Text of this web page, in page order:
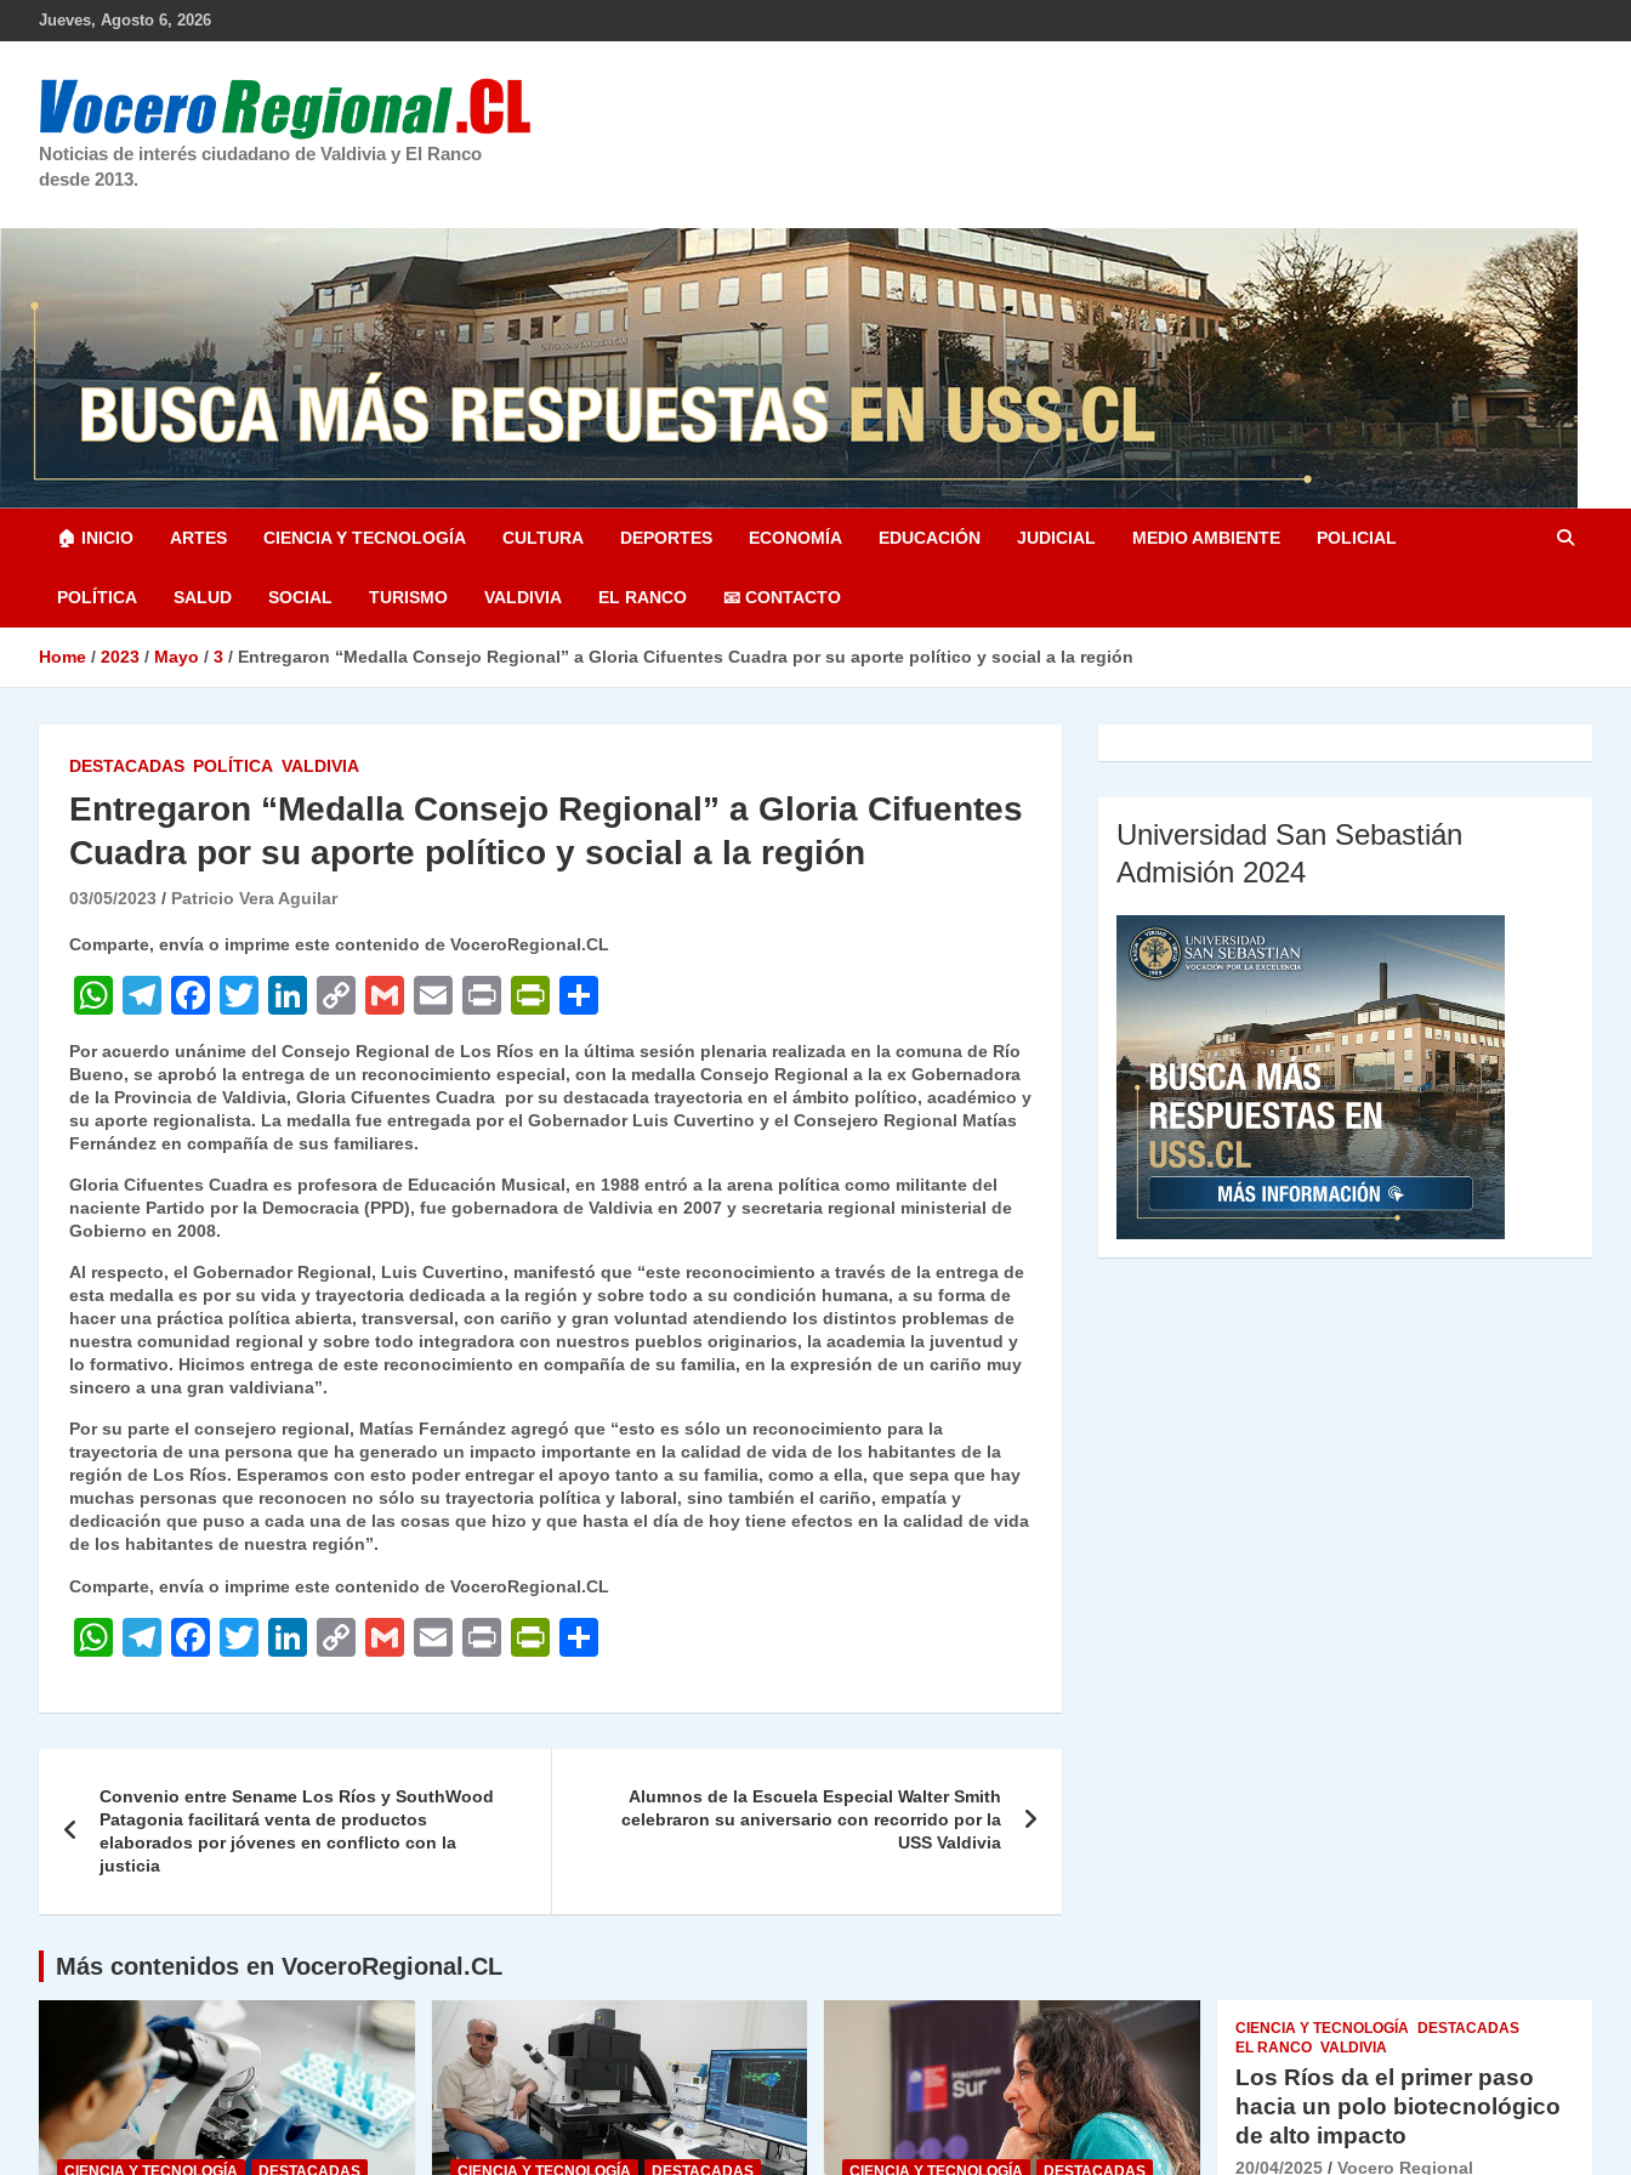
Jueves, Agosto 6, 2026
Noticias de interés ciudadano de Valdivia y El Ranco
desde 2013.
🏠 INICIO ARTES CIENCIA Y TECNOLOGÍA CULTURA DEPORTES ECONOMÍA EDUCACIÓN JUDICIAL MEDIO AMBIENTE POLICIAL
POLÍTICA SALUD SOCIAL TURISMO VALDIVIA EL RANCO 📧 CONTACTO
Home 2023 Mayo 3 Entregaron “Medalla Consejo Regional” a Gloria Cifuentes Cuadra por su aporte político y social a la región
DESTACADAS POLÍTICA VALDIVIA
Entregaron “Medalla Consejo Regional” a Gloria Cifuentes
Cuadra por su aporte político y social a la región
03/05/2023 Patricio Vera Aguilar
Comparte, envía o imprime este contenido de VoceroRegional.CL
W
at
s
A
p
p
T
e
gr
a
m
F
a
c
e
b
o
o
k
T
w
itt
er
Li
k
e
dI
n
C
o
p
y
Li
n
k
G
m
ai
l
E
m
ai
l
P
ri
nt
P
ri
nt
Fr
n
dl
y
o
m
p
tir
Por acuerdo unánime del Consejo Regional de Los Ríos en la última sesión plenaria realizada en la comuna de Río
Bueno, se aprobó la entrega de un reconocimiento especial, con la medalla Consejo Regional a la ex Gobernadora
de la Provincia de Valdivia, Gloria Cifuentes Cuadra por su destacada trayectoria en el ámbito político, académico y
su aporte regionalista. La medalla fue entregada por el Gobernador Luis Cuvertino y el Consejero Regional Matías
Fernández en compañía de sus familiares.
Gloria Cifuentes Cuadra es profesora de Educación Musical, en 1988 entró a la arena política como militante del
naciente Partido por la Democracia (PPD), fue gobernadora de Valdivia en 2007 y secretaria regional ministerial de
Gobierno en 2008.
Al respecto, el Gobernador Regional, Luis Cuvertino, manifestó que “este reconocimiento a través de la entrega de
esta medalla es por su vida y trayectoria dedicada a la región y sobre todo a su condición humana, a su forma de
hacer una práctica política abierta, transversal, con cariño y gran voluntad atendiendo los distintos problemas de
nuestra comunidad regional y sobre todo integradora con nuestros pueblos originarios, la academia la juventud y
lo formativo. Hicimos entrega de este reconocimiento en compañía de su familia, en la expresión de un cariño muy
sincero a una gran valdiviana”.
Por su parte el consejero regional, Matías Fernández agregó que “esto es sólo un reconocimiento para la
trayectoria de una persona que ha generado un impacto importante en la calidad de vida de los habitantes de la
región de Los Ríos. Esperamos con esto poder entregar el apoyo tanto a su familia, como a ella, que sepa que hay
muchas personas que reconocen no sólo su trayectoria política y laboral, sino también el cariño, empatía y
dedicación que puso a cada una de las cosas que hizo y que hasta el día de hoy tiene efectos en la calidad de vida
de los habitantes de nuestra región”.
Comparte, envía o imprime este contenido de VoceroRegional.CL
W
at
A
p
p
T
e
a
m
F
c
b
o
k
T
itt
Li
k
dI
n
C
p
Li
n
G
ai
E
ai
P
nt
P
nt
y
m
ar
tir
de
entradas
Convenio entre Sename Los Ríos y SouthWood
Patagonia facilitará venta de productos
elaborados por jóvenes en conflicto con la
justicia
Alumnos de la Escuela Especial Walter Smith
celebraron su aniversario con recorrido por la
USS Valdivia
Universidad San Sebastián
Admisión 2024
Más contenidos en VoceroRegional.CL
CIENCIA Y TECNOLOGÍA DESTACADAS CIENCIA Y TECNOLOGÍA DESTACADAS CIENCIA Y TECNOLOGÍA DESTACADAS
CIENCIA Y TECNOLOGÍA
DESTACADAS
EL RANCO VALDIVIA
Los Ríos da el primer paso
hacia un polo biotecnológico
de alto impacto
20/04/2025 Vocero Regional